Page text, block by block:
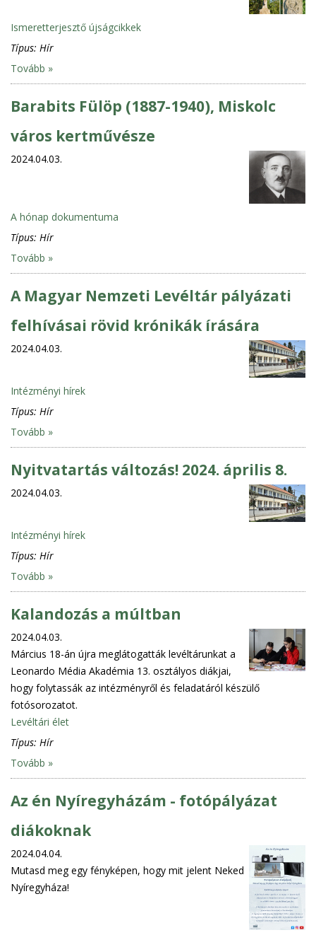
Ismeretterjesztő újságcikkek
Típus: Hír
Tovább »
Barabits Fülöp (1887-1940), Miskolc
város kertművésze
2024.04.03.
A hónap dokumentuma
Típus: Hír
Tovább »
A Magyar Nemzeti Levéltár pályázati
felhívásai rövid krónikák írására
2024.04.03.
Intézményi hírek
Típus: Hír
Tovább »
Nyitvatartás változás! 2024. április 8.
2024.04.03.
Intézményi hírek
Típus: Hír
Tovább »
Kalandozás a múltban
2024.04.03.
Március 18-án újra meglátogatták levéltárunkat a
Leonardo Média Akadémia 13. osztályos diákjai,
hogy folytassák az intézményről és feladatáról készülő
fotósorozatot.
Levéltári élet
Típus: Hír
Tovább »
Az én Nyíregyházám - fotópályázat
diákoknak
2024.04.04.
Mutasd meg egy fényképen, hogy mit jelent Neked
Nyíregyháza!